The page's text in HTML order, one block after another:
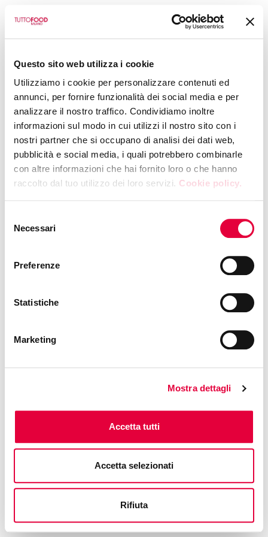
Questo sito web utilizza i cookie
Utilizziamo i cookie per personalizzare contenuti ed
annunci, per fornire funzionalità dei social media e per
analizzare il nostro traffico. Condividiamo inoltre
informazioni sul modo in cui utilizzi il nostro sito con i
nostri partner che si occupano di analisi dei dati web,
pubblicità e social media, i quali potrebbero combinarle
con altre informazioni che hai fornito loro o che hanno
raccolto dal tuo utilizzo dei loro servizi. Cookie policy.
delNecessari
Preferenze
Statistiche
Marketing
Mostra dettagli
Accetta tutti
Accetta selezionati
Rifiuta
AGRICOLO RURALE E DELLA PESCA DEL MOLISE
Show-cooking
WEDNESDAY, 13 MAY 2026|11:15
Hall 7 - Booth CORRIDOIO, Hall 7 - Booth N07,
Hall 7 - Booth P01
Presented by Regione Molise - Arsarp